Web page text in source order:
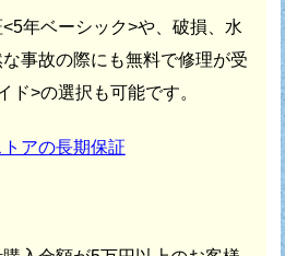
年ベーシック>や、破損、水
事故の際にも無料で修理が受
ド>の選択も可能です。
アの長期保証